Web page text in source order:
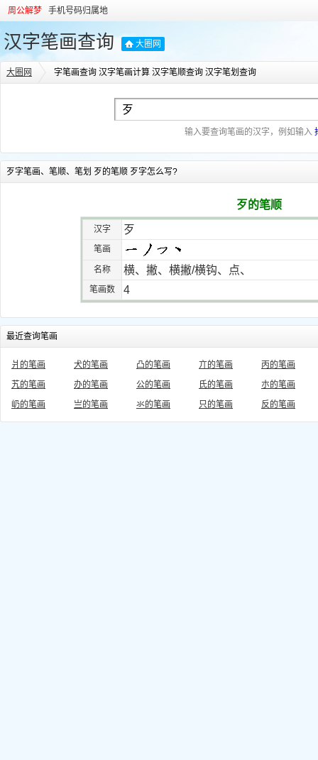
周公解梦 手机号码归属地
汉字笔画查询 大圈网
大圈网 字笔画查询 汉字笔画计算 汉字笔顺查询 汉字笔划查询
输入要查询笔画的汉字，例如输入
歹字笔画、笔顺、笔划 歹的笔顺 歹字怎么写?
歹的笔顺
汉字 歹
笔画
名称 横、撇、横撇/横钩、点、
笔画数 4
最近查询笔画
爿的笔画 犬的笔画 凸的笔画 亣的笔画
丙的笔画
艽的笔画
办的笔画 公的笔画 氏的笔画
朩的笔画
屷的笔画
亗的笔画 氺的笔画 只的笔画 反的笔画